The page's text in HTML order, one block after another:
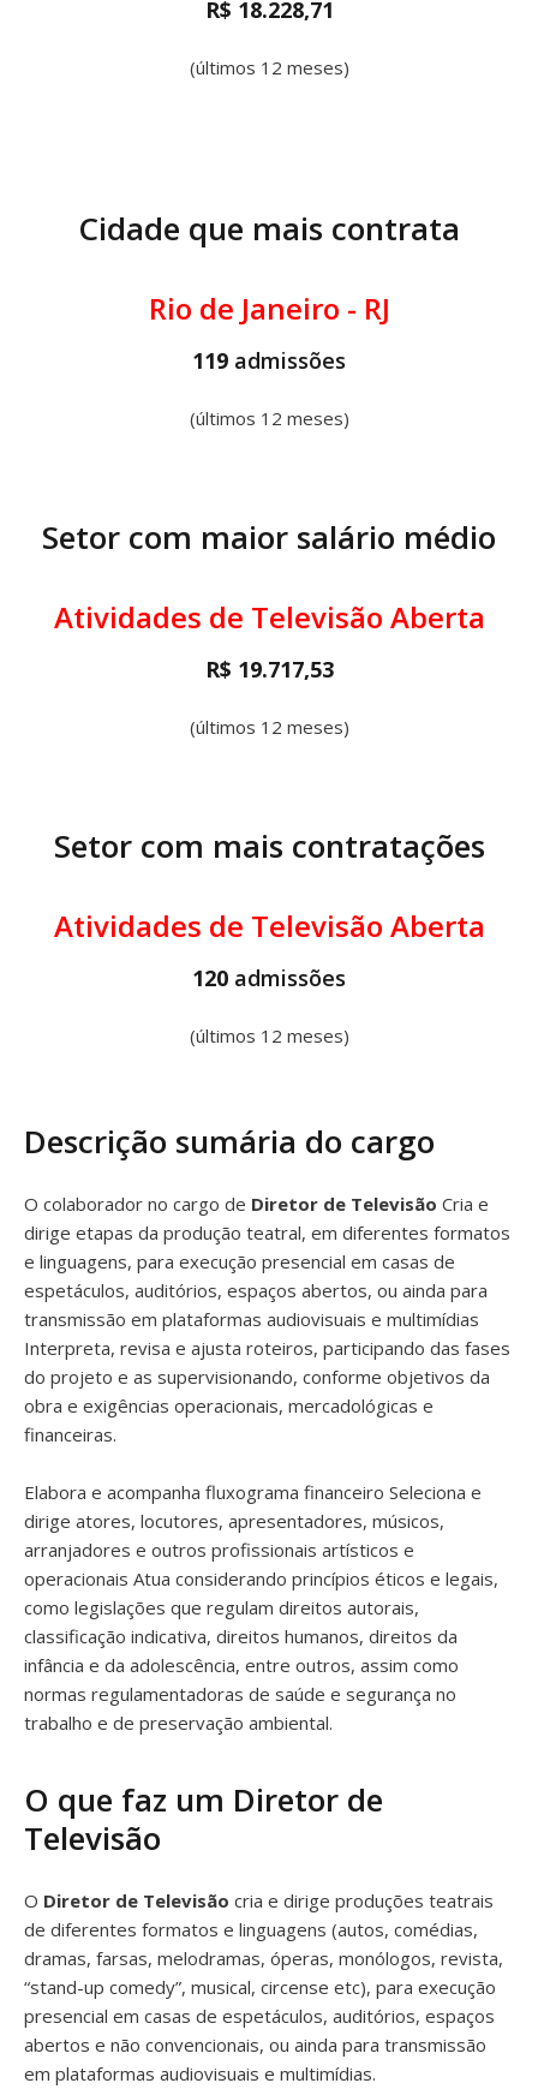
R$ 18.228,71
(últimos 12 meses)
Cidade que mais contrata
Rio de Janeiro - RJ
119 admissões
(últimos 12 meses)
Setor com maior salário médio
Atividades de Televisão Aberta
R$ 19.717,53
(últimos 12 meses)
Setor com mais contratações
Atividades de Televisão Aberta
120 admissões
(últimos 12 meses)
Descrição sumária do cargo
O colaborador no cargo de Diretor de Televisão Cria e
dirige etapas da produção teatral, em diferentes formatos
e linguagens, para execução presencial em casas de
espetáculos, auditórios, espaços abertos, ou ainda para
transmissão em plataformas audiovisuais e multimídias
Interpreta, revisa e ajusta roteiros, participando das fases
do projeto e as supervisionando, conforme objetivos da
obra e exigências operacionais, mercadológicas e
financeiras.
Elabora e acompanha fluxograma financeiro Seleciona e
dirige atores, locutores, apresentadores, músicos,
arranjadores e outros profissionais artísticos e
operacionais Atua considerando princípios éticos e legais,
como legislações que regulam direitos autorais,
classificação indicativa, direitos humanos, direitos da
infância e da adolescência, entre outros, assim como
normas regulamentadoras de saúde e segurança no
trabalho e de preservação ambiental.
O que faz um Diretor de
Televisão
O Diretor de Televisão cria e dirige produções teatrais
de diferentes formatos e linguagens (autos, comédias,
dramas, farsas, melodramas, óperas, monólogos, revista,
“stand-up comedy”, musical, circense etc), para execução
presencial em casas de espetáculos, auditórios, espaços
abertos e não convencionais, ou ainda para transmissão
em plataformas audiovisuais e multimídias.